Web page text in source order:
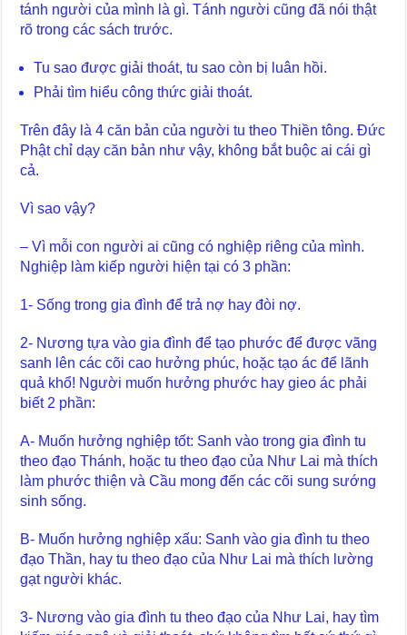
tánh người của mình là gì. Tánh người cũng đã nói thật
rõ trong các sách trước.
Tu sao được giải thoát, tu sao còn bị luân hồi.
Phải tìm hiểu công thức giải thoát.
Trên đây là 4 căn bản của người tu theo Thiền tông. Đức
Phật chỉ dạy căn bản như vậy, không bắt buộc ai cái gì
cả.
Vì sao vậy?
– Vì mỗi con người ai cũng có nghiệp riêng của mình.
Nghiệp làm kiếp người hiện tại có 3 phần:
1- Sống trong gia đình để trả nợ hay đòi nợ.
2- Nương tựa vào gia đình để tạo phước để được vãng
sanh lên các cõi cao hưởng phúc, hoặc tạo ác để lãnh
quả khổ! Người muốn hưởng phước hay gieo ác phải
biết 2 phần:
A- Muốn hưởng nghiệp tốt: Sanh vào trong gia đình tu
theo đạo Thánh, hoặc tu theo đạo của Như Lai mà thích
làm phước thiện và Cầu mong đến các cõi sung sướng
sinh sống.
B- Muốn hưởng nghiệp xấu: Sanh vào gia đình tu theo
đạo Thần, hay tu theo đạo của Như Lai mà thích lường
gạt người khác.
3- Nương vào gia đình tu theo đạo của Như Lai, hay tìm